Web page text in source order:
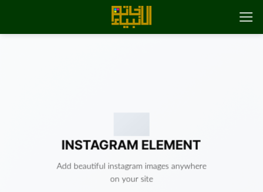
INSTAGRAM ELEMENT
Add beautiful instagram images anywhere
on your site